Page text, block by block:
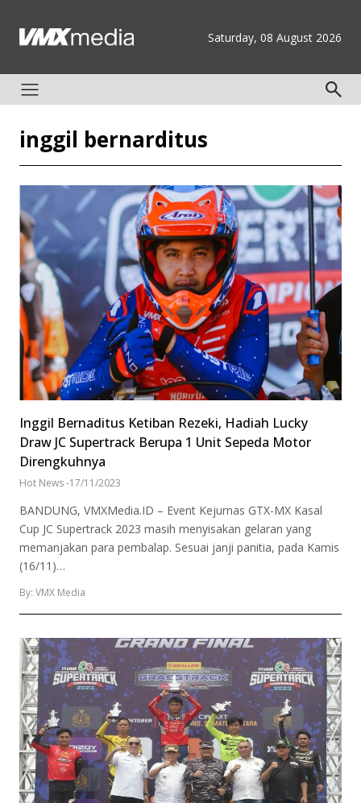
Saturday, 08 August 2026
inggil bernarditus
Inggil Bernaditus Ketiban Rezeki, Hadiah Lucky
Draw JC Supertrack Berupa 1 Unit Sepeda Motor
Direngkuhnya
Hot News-17/11/2023
BANDUNG, VMXMedia.ID – Event Kejurnas GTX-MX Kasal
Cup JC Supertrack 2023 masih menyisakan gelaran yang
memanjakan para pembalap. Sesuai janji panitia, pada Kamis
(16/11)…
By: VMX Media